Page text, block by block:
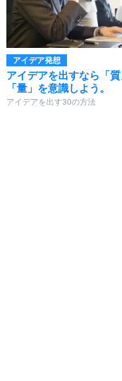
アイデア発想
アイデアを出すなら「質
「量」を意識しよう。
アイデアを出す30の方法